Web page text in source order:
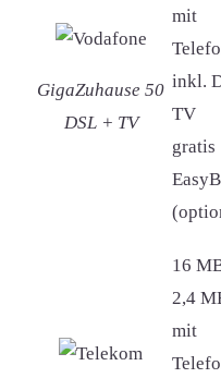
GigaZuhause 50
DSL + TV
mit
inkl.
TV
gratis
16
2,4
mit